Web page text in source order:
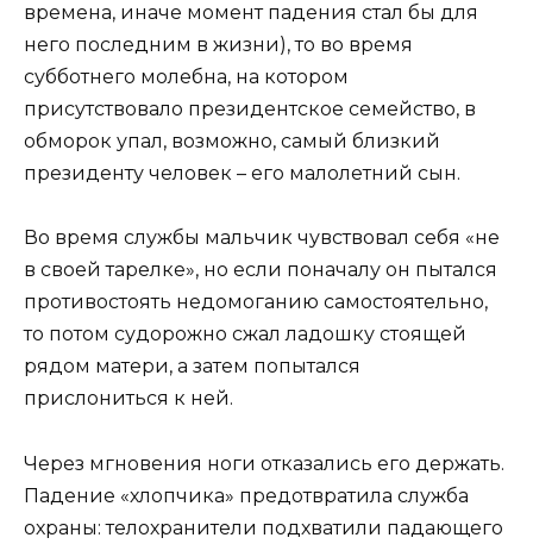
времена, иначе момент падения стал бы для
него последним в жизни), то во время
субботнего молебна, на котором
присутствовало президентское семейство, в
обморок упал, возможно, самый близкий
президенту человек – его малолетний сын.
Во время службы мальчик чувствовал себя «не
в своей тарелке», но если поначалу он пытался
противостоять недомоганию самостоятельно,
то потом судорожно сжал ладошку стоящей
рядом матери, а затем попытался
прислониться к ней.
Через мгновения ноги отказались его держать.
Падение «хлопчика» предотвратила служба
охраны: телохранители подхватили падающего